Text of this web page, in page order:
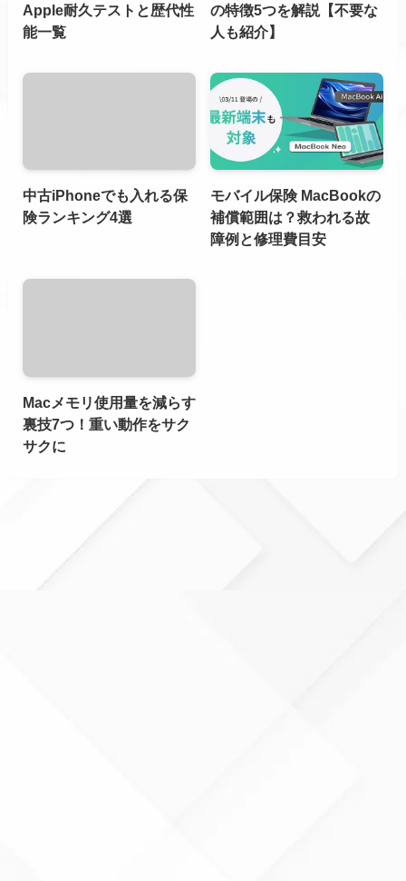
Apple耐久テストと歴代性
能一覧
の特徴5つを解説【不要な
人も紹介】
中古iPhoneでも入れる保
険ランキング4選
モバイル保険 MacBookの
補償範囲は？救われる故
障例と修理費目安
Macメモリ使用量を減らす
裏技7つ！重い動作をサク
サクに